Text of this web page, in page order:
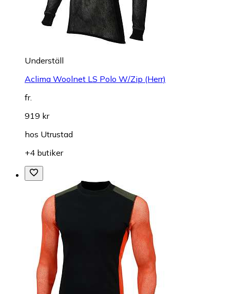
Underställ
Aclima Woolnet LS Polo W/Zip (Herr)
fr.
919 kr
hos Utrustad
+4 butiker